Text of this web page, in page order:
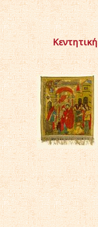
Κεντητική